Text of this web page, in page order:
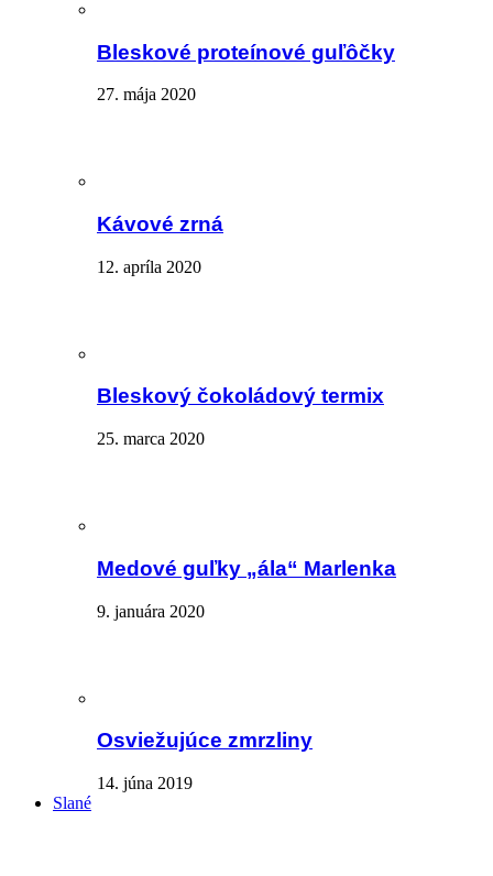
Bleskové proteínové guľôčky
27. mája 2020
Kávové zrná
12. apríla 2020
Bleskový čokoládový termix
25. marca 2020
Medové guľky „ála“ Marlenka
9. januára 2020
Osviežujúce zmrzliny
14. júna 2019
Slané